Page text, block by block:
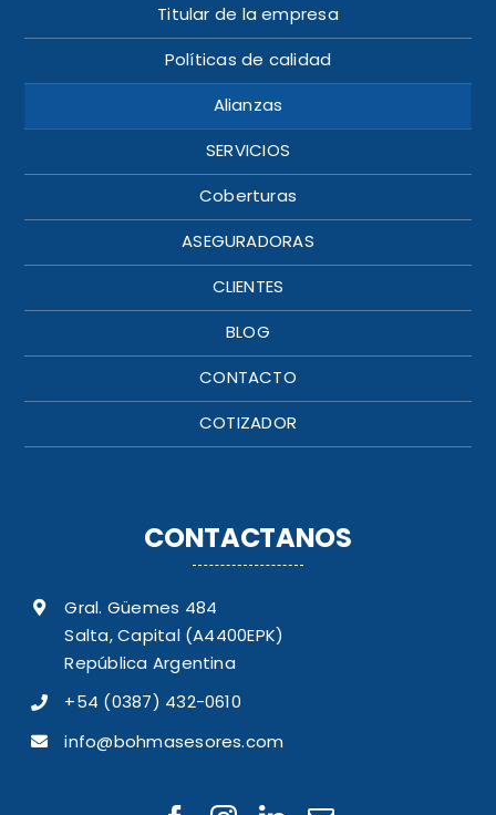
Titular de la empresa
Políticas de calidad
Alianzas
SERVICIOS
Coberturas
ASEGURADORAS
CLIENTES
BLOG
CONTACTO
COTIZADOR
CONTACTANOS
Gral. Güemes 484
Salta, Capital (A4400EPK)
República Argentina
+54 (0387) 432-0610
info@bohmasesores.com